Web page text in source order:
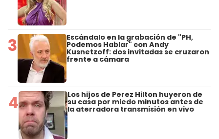
3 Escándalo en la grabación de "PH,
Podemos Hablar" con Andy
Kusnetzoff: dos invitadas se cruzaron
frente a cámara
4 Los hijos de Perez Hilton huyeron de
su casa por miedo minutos antes de
la aterradora transmisión en vivo